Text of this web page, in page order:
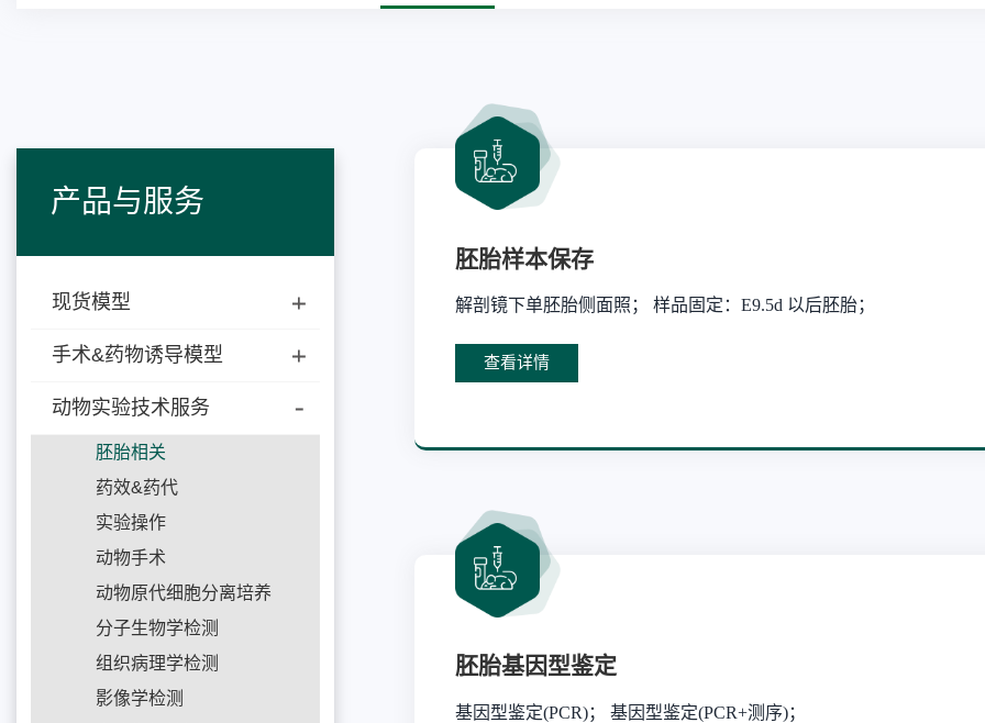
产品与服务
现货模型
手术&药物诱导模型
动物实验技术服务
胚胎相关
药效&药代
实验操作
动物手术
动物原代细胞分离培养
分子生物学检测
组织病理学检测
影像学检测
胚胎样本保存
解剖镜下单胚胎侧面照； 样品固定：E9.5d 以后胚胎；
查看详情
胚胎基因型鉴定
基因型鉴定(PCR)； 基因型鉴定(PCR+测序)；